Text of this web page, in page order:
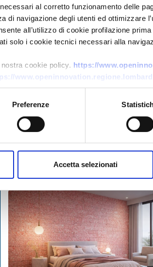
al corretto funzionamento delle
di navigazione degli utenti ed ottimizzare
all’utilizzo di cookie profilazione
solo i cookie tecnici necessari alla
cookie policy. https://
Preferenze
Accetta selezionati
Collaborazione a progetto di ricerca e sviluppo
PMI belga cerca partner per
dimostrazione di
idrico circolare e
decentralizzato
ID EEN: RDRBE20260703004
Scade il07 luglio 2027